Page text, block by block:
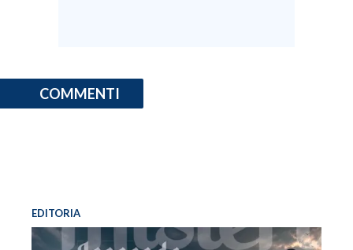
COMMENTI
EDITORIA